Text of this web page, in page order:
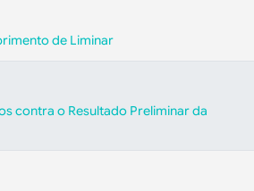
de Liminar
contra o Resultado Preliminar da